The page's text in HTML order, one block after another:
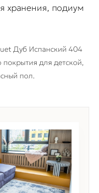
хранения, подиум
Дуб Испанский 404
покрытия для детской,
пол.